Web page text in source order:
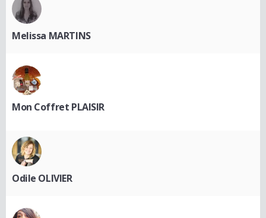
Melissa MARTINS
Mon Coffret PLAISIR
Odile OLIVIER